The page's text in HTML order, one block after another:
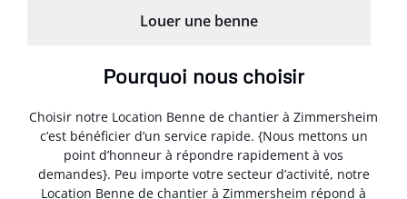
Louer une benne
Pourquoi nous choisir
Choisir notre Location Benne de chantier à Zimmersheim
c’est bénéficier d’un service rapide. {Nous mettons un
point d’honneur à répondre rapidement à vos
demandes}. Peu importe votre secteur d’activité, notre
Location Benne de chantier à Zimmersheim répond à